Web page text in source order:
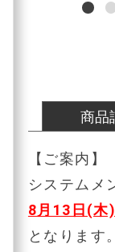
商品
【ご案内】
システムメ
8月13日(木
となります。